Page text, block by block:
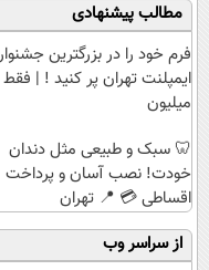
مطالب پیشنهادی
فرم خود را در بزرگترین
میلیون
🦷 سبک و طبیعی مثل دندان
خودت! نصب آسان و پرداخت
اقساطی 💳 📍 تهران
از سراسر وب